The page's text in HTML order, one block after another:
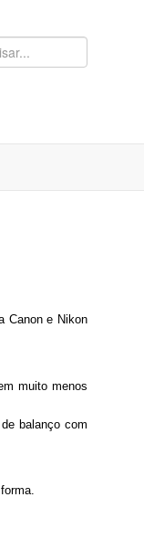
Canon e Nikon
muito menos
balanço com